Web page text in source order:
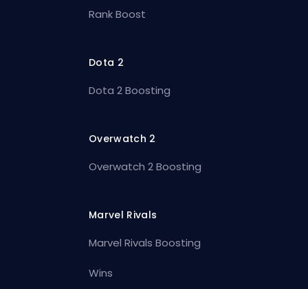
Rank Boost
Dota 2
Dota 2 Boosting
Overwatch 2
Overwatch 2 Boosting
Marvel Rivals
Marvel Rivals Boosting
Wins